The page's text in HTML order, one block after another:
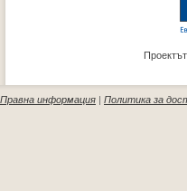
Правна информация | Политика за